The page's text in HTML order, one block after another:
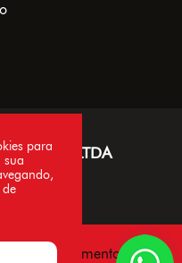
para
sua
de
LTDA
0001-61
à SR Implementos.